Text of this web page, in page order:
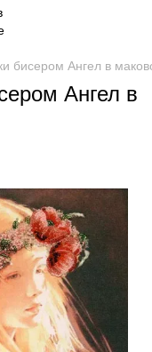
бисером Ангел в
Ангел в